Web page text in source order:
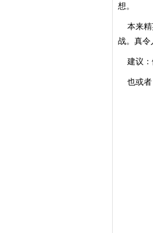
想。
本来精
战。真令
建议：
也或者